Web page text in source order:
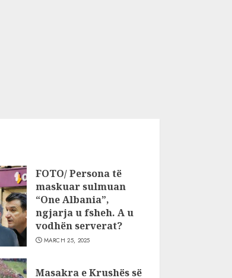
FOTO/ Persona të
maskuar sulmuan
“One Albania”,
ngjarja u fsheh. A u
vodhën serverat?
MARCH 25, 2025
Masakra e Krushës së